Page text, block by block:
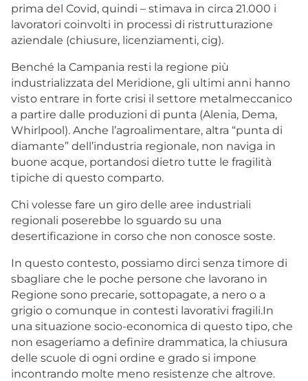
prima del Covid, quindi – stimava in circa 21.000 i
lavoratori coinvolti in processi di ristrutturazione
aziendale (chiusure, licenziamenti, cig).
Benché la Campania resti la regione più
industrializzata del Meridione, gli ultimi anni hanno
visto entrare in forte crisi il settore metalmeccanico
a partire dalle produzioni di punta (Alenia, Dema,
Whirlpool). Anche l’agroalimentare, altra “punta di
diamante” dell’industria regionale, non naviga in
buone acque, portandosi dietro tutte le fragilità
tipiche di questo comparto.
Chi volesse fare un giro delle aree industriali
regionali poserebbe lo sguardo su una
desertificazione in corso che non conosce soste.
In questo contesto, possiamo dirci senza timore di
sbagliare che le poche persone che lavorano in
Regione sono precarie, sottopagate, a nero o a
grigio o comunque in contesti lavorativi fragili.In
una situazione socio-economica di questo tipo, che
non esageriamo a definire drammatica, la chiusura
delle scuole di ogni ordine e grado si impone
incontrando molte meno resistenze che altrove.